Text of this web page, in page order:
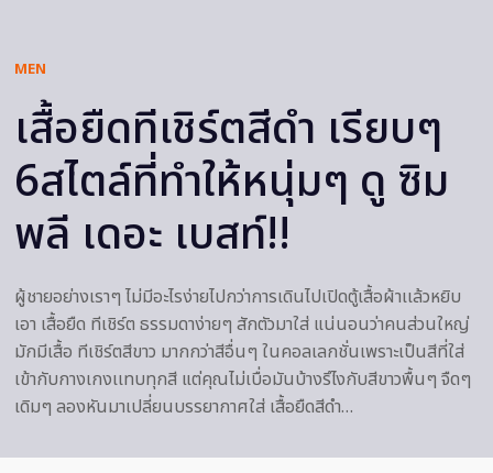
MEN
เสื้อยืดทีเชิร์ตสีดำ เรียบๆ
6สไตล์ที่ทำให้หนุ่มๆ ดู ซิม
พลี เดอะ เบสท์!!
ผู้ชายอย่างเราๆ ไม่มีอะไรง่ายไปกว่าการเดินไปเปิดตู้เสื้อผ้าเเล้วหยิบ
เอา เสื้อยืด ทีเชิร์ต ธรรมดาง่ายๆ สักตัวมาใส่ แน่นอนว่าคนส่วนใหญ่
มักมีเสื้อ ทีเชิร์ตสีขาว มากกว่าสีอื่นๆ ในคอลเลกชั่นเพราะเป็นสีที่ใส่
เข้ากับกางเกงเเทบทุกสี แต่คุณไม่เบื่อมันบ้างรึไงกับสีขาวพื้นๆ จืดๆ
เดิมๆ ลองหันมาเปลี่ยนบรรยากาศใส่ เสื้อยืดสีดำ…